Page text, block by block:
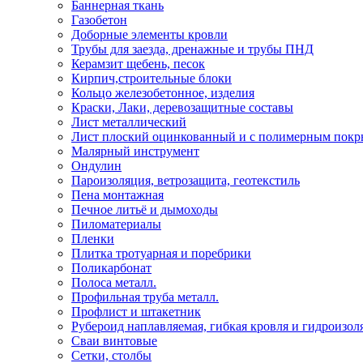
Баннерная ткань
Газобетон
Доборные элементы кровли
Трубы для заезда, дренажные и трубы ПНД
Керамзит щебень, песок
Кирпич,строительные блоки
Кольцо железобетонное, изделия
Краски, Лаки, деревозащитные составы
Лист металлический
Лист плоский оцинкованный и с полимерным
Малярный инструмент
Ондулин
Пароизоляция, ветрозащита, геотекстиль
Пена монтажная
Печное литьё и дымоходы
Пиломатериалы
Пленки
Плитка тротуарная и поребрики
Поликарбонат
Полоса металл.
Профильная труба металл.
Профлист и штакетник
Рубероид наплавляемая, гибкая кровля и
Сваи винтовые
Сетки, столбы